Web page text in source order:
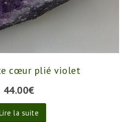
cœur plié violet
44.00€
la suite